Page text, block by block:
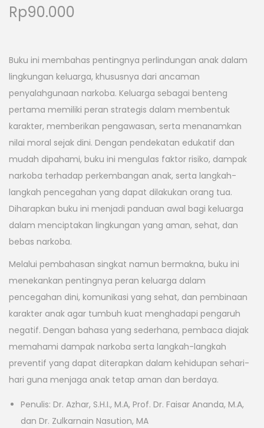
Rp90.000
Buku ini membahas pentingnya perlindungan anak dalam
lingkungan keluarga, khususnya dari ancaman
penyalahgunaan narkoba. Keluarga sebagai benteng
pertama memiliki peran strategis dalam membentuk
karakter, memberikan pengawasan, serta menanamkan
nilai moral sejak dini. Dengan pendekatan edukatif dan
mudah dipahami, buku ini mengulas faktor risiko, dampak
narkoba terhadap perkembangan anak, serta langkah-
langkah pencegahan yang dapat dilakukan orang tua.
Diharapkan buku ini menjadi panduan awal bagi keluarga
dalam menciptakan lingkungan yang aman, sehat, dan
bebas narkoba.
Melalui pembahasan singkat namun bermakna, buku ini
menekankan pentingnya peran keluarga dalam
pencegahan dini, komunikasi yang sehat, dan pembinaan
karakter anak agar tumbuh kuat menghadapi pengaruh
negatif. Dengan bahasa yang sederhana, pembaca diajak
memahami dampak narkoba serta langkah-langkah
preventif yang dapat diterapkan dalam kehidupan sehari-
hari guna menjaga anak tetap aman dan berdaya.
Penulis: Dr. Azhar, S.H.I., M.A, Prof. Dr. Faisar Ananda, M.A,
dan Dr. Zulkarnain Nasution, MA